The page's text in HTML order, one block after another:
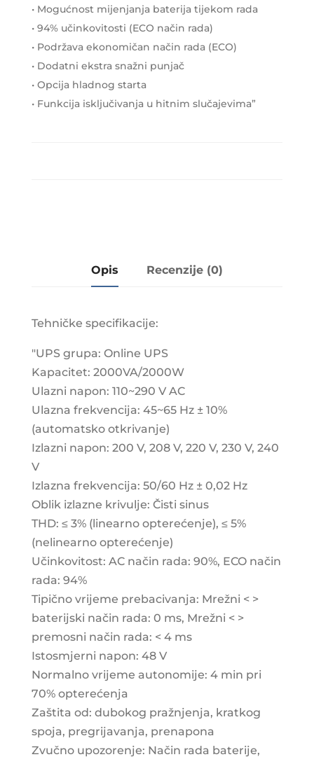
• Mogućnost mijenjanja baterija tijekom rada
• 94% učinkovitosti (ECO način rada)
• Podržava ekonomičan način rada (ECO)
• Dodatni ekstra snažni punjač
• Opcija hladnog starta
• Funkcija isključivanja u hitnim slučajevima”
Opis Recenzije (0)
Tehničke specifikacije:
"UPS grupa: Online UPS
Kapacitet: 2000VA/2000W
Ulazni napon: 110~290 V AC
Ulazna frekvencija: 45~65 Hz ± 10%
(automatsko otkrivanje)
Izlazni napon: 200 V, 208 V, 220 V, 230 V, 240
V
Izlazna frekvencija: 50/60 Hz ± 0,02 Hz
Oblik izlazne krivulje: Čisti sinus
THD: ≤ 3% (linearno opterećenje), ≤ 5%
(nelinearno opterećenje)
Učinkovitost: AC način rada: 90%, ECO način
rada: 94%
Tipično vrijeme prebacivanja: Mrežni < >
baterijski način rada: 0 ms, Mrežni < >
premosni način rada: < 4 ms
Istosmjerni napon: 48 V
Normalno vrijeme autonomije: 4 min pri
70% opterećenja
Zaštita od: dubokog pražnjenja, kratkog
spoja, pregrijavanja, prenapona
Zvučno upozorenje: Način rada baterije,